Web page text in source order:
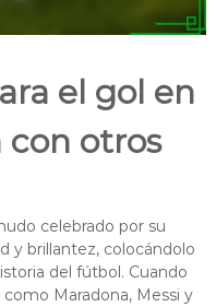
el gol en
con otros
celebrado por su
y brillantez, colocándolo
del fútbol. Cuando
Maradona, Messi y